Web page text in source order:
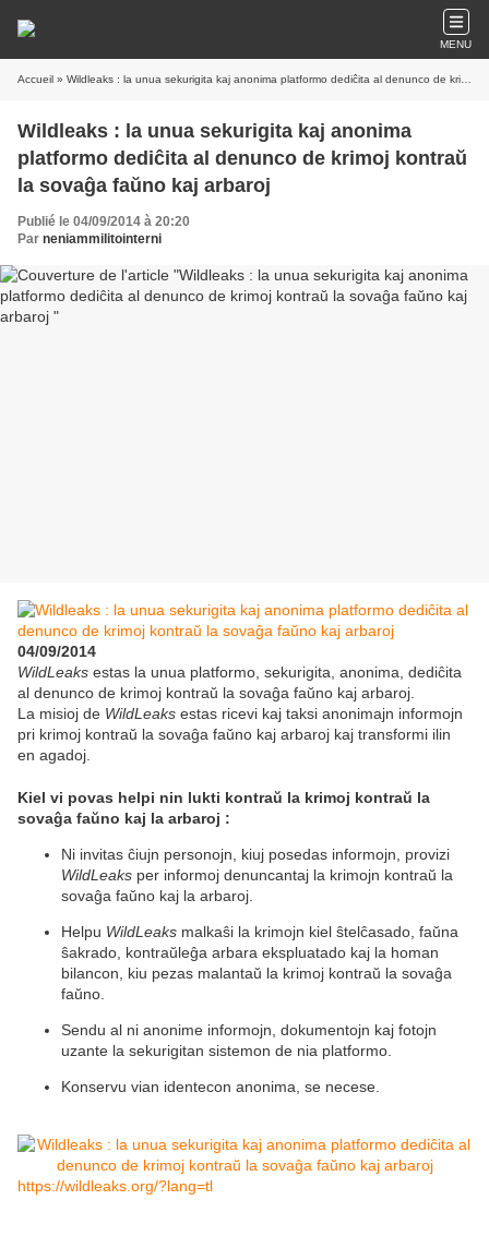
MENU
Accueil » Wildleaks : la unua sekurigita kaj anonima platformo dediĉita al denunco de krimoj kontraŭ la sovaĝa faŭno kaj arbaroj
Wildleaks : la unua sekurigita kaj anonima
platformo dediĉita al denunco de krimoj kontraŭ
la sovaĝa faŭno kaj arbaroj
Publié le 04/09/2014 à 20:20
Par neniammilitointerni
04/09/2014
WildLeaks estas la unua platformo, sekurigita, anonima, dediĉita
al denunco de krimoj kontraŭ la sovaĝa faŭno kaj arbaroj.
La misioj de WildLeaks estas ricevi kaj taksi anonimajn informojn
pri krimoj kontraŭ la sovaĝa faŭno kaj arbaroj kaj transformi ilin
en agadoj.
Kiel vi povas helpi nin lukti kontraŭ la krimoj kontraŭ la
sovaĝa faŭno kaj la arbaroj :
Ni invitas ĉiujn personojn, kiuj posedas informojn, provizi
WildLeaks per informoj denuncantaj la krimojn kontraŭ la
sovaĝa faŭno kaj la arbaroj.
Helpu WildLeaks malkaŝi la krimojn kiel ŝtelĉasado, faŭna
ŝakrado, kontraŭleĝa arbara ekspluatado kaj la homan
bilancon, kiu pezas malantaŭ la krimoj kontraŭ la sovaĝa
faŭno.
Sendu al ni anonime informojn, dokumentojn kaj fotojn
uzante la sekurigitan sistemon de nia platformo.
Konservu vian identecon anonima, se necese.
https://wildleaks.org/?lang=tl